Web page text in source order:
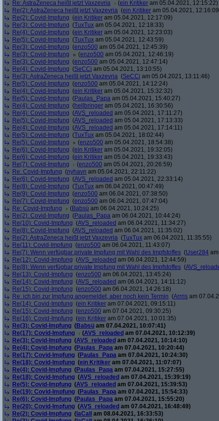
Re: AstraZeneca heißt jetzt Vaxzevria
(ein Kritiker am 05.04.2021, 12:15:22)
Re(2): AstraZeneca heißt jetzt Vaxzevria (ein Kritiker am 05.04.2021,
Re(2): Covid-Impfung (ein Kritiker am 05.04.2021, 12:17:09)
Re(3): Covid-Impfung (TuxTux am 05.04.2021, 12:18:33)
Re(4): Covid-Impfung (ein Kritiker am 05.04.2021, 12:23:03)
Re(5): Covid-Impfung (TuxTux am 05.04.2021, 12:43:59)
Re(3): Covid-Impfung (enzo500 am 05.04.2021, 12:45:39)
Re(3): Covid-Impfung
(enzo500 am 05.04.2021, 12:46:19)
Re(3): Covid-Impfung (enzo500 am 05.04.2021, 12:47:14)
Re(4): Covid-Impfung (SeCCi am 05.04.2021, 13:10:55)
Re(3): AstraZeneca heißt jetzt Vaxzevria (SeCCi am 05.04.2021, 13:11:46)
Re(5): Covid-Impfung (enzo500 am 05.04.2021, 14:12:24)
Re(4): Covid-Impfung (ein Kritiker am 05.04.2021, 15:32:32)
Re(5): Covid-Impfung (Paulas_Papa am 05.04.2021, 15:40:27)
Re(4): Covid-Impfung (hellbringer am 05.04.2021, 16:30:56)
Re(4): Covid-Impfung (AVS_reloaded am 05.04.2021, 17:11:27)
Re(5): Covid-Impfung (AVS_reloaded am 05.04.2021, 17:13:33)
Re(4): Covid-Impfung (AVS_reloaded am 05.04.2021, 17:14:11)
Re(5): Covid-Impfung (TuxTux am 05.04.2021, 18:02:44)
Re(5): Covid-Impfung
(enzo500 am 05.04.2021, 18:54:38)
Re(6): Covid-Impfung (ein Kritiker am 05.04.2021, 19:32:05)
Re(6): Covid-Impfung (ein Kritiker am 05.04.2021, 19:33:43)
Re(7): Covid-Impfung
(enzo500 am 05.04.2021, 20:26:59)
Re: Covid-Impfung (nyhavn am 05.04.2021, 22:11:22)
Re(6): Covid-Impfung (AVS_reloaded am 05.04.2021, 22:33:14)
Re(8): Covid-Impfung (TuxTux am 06.04.2021, 00:47:49)
Re(9): Covid-Impfung (enzo500 am 06.04.2021, 07:38:50)
Re(7): Covid-Impfung (enzo500 am 06.04.2021, 07:47:04)
Re: Covid-Impfung
(Babsü am 06.04.2021, 10:24:25)
Re(2): Covid-Impfung (Paulas_Papa am 06.04.2021, 10:44:24)
Re(10): Covid-Impfung (AVS_reloaded am 06.04.2021, 11:34:27)
Re(8): Covid-Impfung (AVS_reloaded am 06.04.2021, 11:35:02)
Re(2): AstraZeneca heißt jetzt Vaxzevria (TuxTux am 06.04.2021, 11:35:55)
Re(11): Covid-Impfung (enzo500 am 06.04.2021, 11:43:07)
Re(7): Wenn verfügbar private Impfung mit Wahl des Impfstoffes (User284
Re(12): Covid-Impfung (AVS_reloaded am 06.04.2021, 12:44:59)
Re(8): Wenn verfügbar private Impfung mit Wahl des Impfstoffes (
Re(13): Covid-Impfung (enzo500 am 06.04.2021, 13:45:24)
Re(14): Covid-Impfung (AVS_reloaded am 06.04.2021, 14:11:12)
Re(15): Covid-Impfung (enzo500 am 06.04.2021, 14:26:18)
Re: ich bin zur Impfung angemeldet, aber noch kein Termin (Arrris am
Re(14): Covid-Impfung (ein Kritiker am 07.04.2021, 09:15:11)
Re(15): Covid-Impfung (enzo500 am 07.04.2021, 09:30:25)
Re(16): Covid-Impfung (ein Kritiker am 07.04.2021, 10:01:35)
Re(3): Covid-Impfung (Babsü am 07.04.2021, 10:07:41)
Re(17): Covid-Impfung
(AVS_reloaded am 07.04.2021, 10:12:39)
Re(3): Covid-Impfung (AVS_reloaded am 07.04.2021, 10:14:10)
Re(4): Covid-Impfung (Paulas_Papa am 07.04.2021, 10:20:44)
Re(17): Covid-Impfung (Paulas_Papa am 07.04.2021, 10:24:30)
Re(18): Covid-Impfung (ein Kritiker am 07.04.2021, 11:07:07)
Re(4): Covid-Impfung (Paulas_Papa am 07.04.2021, 15:27:55)
Re(18): Covid-Impfung (AVS_reloaded am 07.04.2021, 15:39:19)
Re(5): Covid-Impfung (AVS_reloaded am 07.04.2021, 15:39:53)
Re(19): Covid-Impfung (Paulas_Papa am 07.04.2021, 15:54:33)
Re(6): Covid-Impfung (Paulas_Papa am 07.04.2021, 15:55:20)
Re(20): Covid-Impfung (AVS_reloaded am 07.04.2021, 16:48:49)
Re(2): Covid-Impfung ( laCall
am 08.04.2021, 16:33:53)